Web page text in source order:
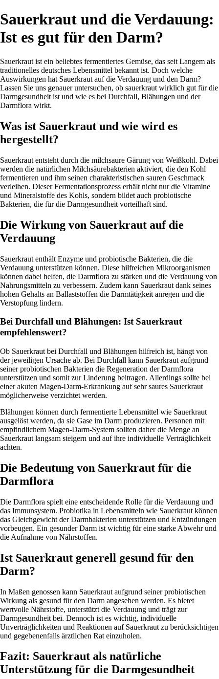
Sauerkraut und die Verdauung:
Ist es gut für den Darm?
Sauerkraut ist ein beliebtes fermentiertes Gemüse, das seit Langem als
traditionelles deutsches Lebensmittel bekannt ist. Doch welche
Auswirkungen hat Sauerkraut auf die Verdauung und den Darm?
Lassen Sie uns genauer untersuchen, ob sauerkraut wirklich gut für die
Darmgesundheit ist und wie es bei Durchfall, Blähungen und der
Darmflora wirkt.
Was ist Sauerkraut und wie wird es
hergestellt?
Sauerkraut entsteht durch die milchsaure Gärung von Weißkohl. Dabei
werden die natürlichen Milchsäurebakterien aktiviert, die den Kohl
fermentieren und ihm seinen charakteristischen sauren Geschmack
verleihen. Dieser Fermentationsprozess erhält nicht nur die Vitamine
und Mineralstoffe des Kohls, sondern bildet auch probiotische
Bakterien, die für die Darmgesundheit vorteilhaft sind.
Die Wirkung von Sauerkraut auf die
Verdauung
Sauerkraut enthält Enzyme und probiotische Bakterien, die die
Verdauung unterstützen können. Diese hilfreichen Mikroorganismen
können dabei helfen, die Darmflora zu stärken und die Verdauung von
Nahrungsmitteln zu verbessern. Zudem kann Sauerkraut dank seines
hohen Gehalts an Ballaststoffen die Darmtätigkeit anregen und die
Verstopfung lindern.
Bei Durchfall und Blähungen: Ist Sauerkraut
empfehlenswert?
Ob Sauerkraut bei Durchfall und Blähungen hilfreich ist, hängt von
der jeweiligen Ursache ab. Bei Durchfall kann Sauerkraut aufgrund
seiner probiotischen Bakterien die Regeneration der Darmflora
unterstützen und somit zur Linderung beitragen. Allerdings sollte bei
einer akuten Magen-Darm-Erkrankung auf sehr saures Sauerkraut
möglicherweise verzichtet werden.
Blähungen können durch fermentierte Lebensmittel wie Sauerkraut
ausgelöst werden, da sie Gase im Darm produzieren. Personen mit
empfindlichem Magen-Darm-System sollten daher die Menge an
Sauerkraut langsam steigern und auf ihre individuelle Verträglichkeit
achten.
Die Bedeutung von Sauerkraut für die
Darmflora
Die Darmflora spielt eine entscheidende Rolle für die Verdauung und
das Immunsystem. Probiotika in Lebensmitteln wie Sauerkraut können
das Gleichgewicht der Darmbakterien unterstützen und Entzündungen
vorbeugen. Ein gesunder Darm ist wichtig für eine starke Abwehr und
die Aufnahme von Nährstoffen.
Ist Sauerkraut generell gesund für den
Darm?
In Maßen genossen kann Sauerkraut aufgrund seiner probiotischen
Wirkung als gesund für den Darm angesehen werden. Es bietet
wertvolle Nährstoffe, unterstützt die Verdauung und trägt zur
Darmgesundheit bei. Dennoch ist es wichtig, individuelle
Unverträglichkeiten und Reaktionen auf Sauerkraut zu berücksichtigen
und gegebenenfalls ärztlichen Rat einzuholen.
Fazit: Sauerkraut als natürliche
Unterstützung für die Darmgesundheit